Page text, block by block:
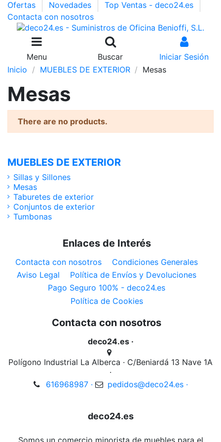
Ofertas Novedades
Top Ventas - deco24.es
Contacta con nosotros
Menu Buscar
Iniciar Sesión
Inicio
MUEBLES DE EXTERIOR Mesas
Mesas
There are no products.
MUEBLES DE EXTERIOR
Sillas y Sillones
Mesas
Taburetes de exterior
Conjuntos de exterior
Tumbonas
Enlaces de Interés
Contacta con nosotros
Condiciones Generales
Aviso Legal
Política de Envíos y Devoluciones
Pago Seguro 100% - deco24.es
Política de Cookies
Contacta con nosotros
deco24.es ·
Polígono Industrial La Alberca · C/Beniardá 13 Nave 1A
·
616968987 ·
pedidos@deco24.es ·
deco24.es